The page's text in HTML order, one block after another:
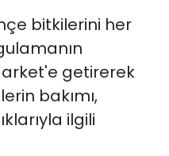
bitkilerini her
getirerek
bakımı,
ilgili